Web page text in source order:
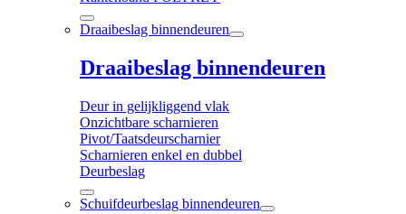
Draaibeslag binnendeuren
Draaibeslag binnendeuren
Deur in gelijkliggend vlak
Onzichtbare scharnieren
Pivot/Taatsdeurscharnier
Scharnieren enkel en dubbel
Deurbeslag
Schuifdeurbeslag binnendeuren